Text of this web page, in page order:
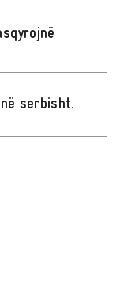
serbisht.